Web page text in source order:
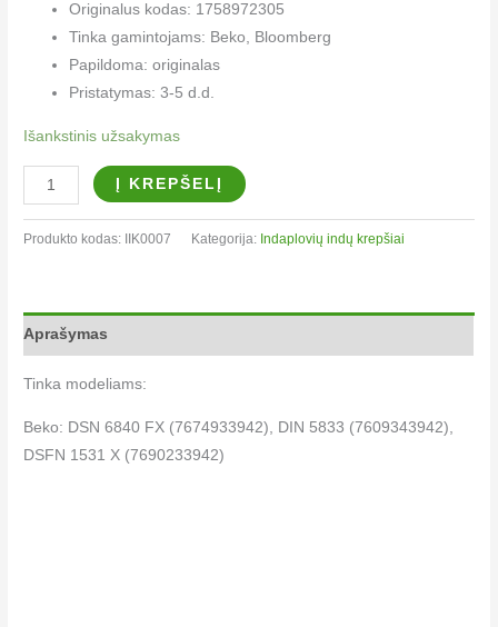
Originalus kodas: 1758972305
Tinka gamintojams: Beko, Bloomberg
Papildoma: originalas
Pristatymas: 3-5 d.d.
Išankstinis užsakymas
Į KREPŠELĮ
Produkto kodas: IIK0007 Kategorija: Indaplovių indų krepšiai​
Aprašymas
Tinka modeliams:
Beko: DSN 6840 FX (7674933942), DIN 5833 (7609343942),
DSFN 1531 X (7690233942)